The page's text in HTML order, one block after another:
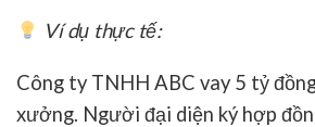
Ví dụ thực tế:
Công ty TNHH ABC vay 5 tỷ
xưởng. Người đại diện ký hợp